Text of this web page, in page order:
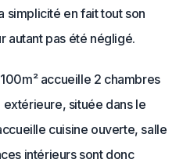
simplicité en fait tout son
autant pas été négligé.
accueille 2 chambres
extérieure, située dans le
cuisine ouverte, salle
intérieurs sont donc